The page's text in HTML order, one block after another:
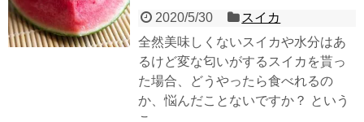
2020/5/30
スイカ
全然美味しくないスイカや水分はあ
るけど変な匂いがするスイカを貰っ
た場合、どうやったら食べれるの
か、悩んだことないですか？ という